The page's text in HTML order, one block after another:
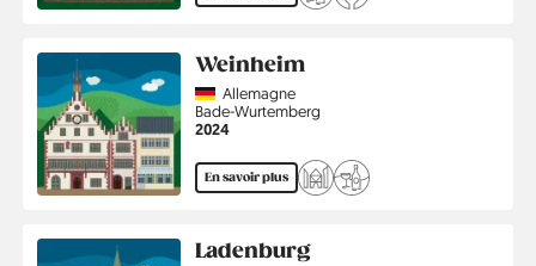
Weinheim
CountryAllemagne
Région
Bade-Wurtemberg
Année
2024
En savoir plus
Ladenburg